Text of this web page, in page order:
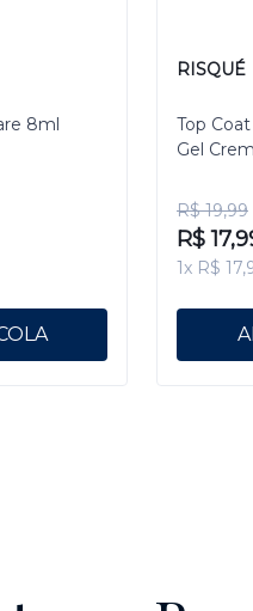
8ml
RISQUÉ
Top
Gel
R$ 19,99
R$
1x R$